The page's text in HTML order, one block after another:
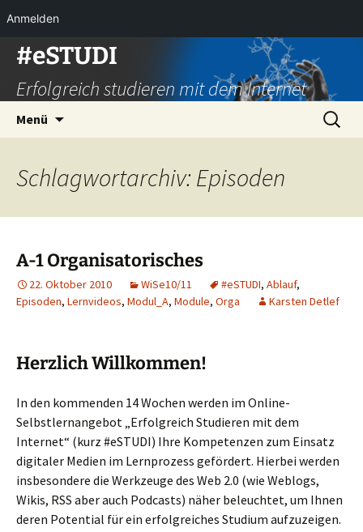
Anmelden
Zum
Inhalt
springen
#eSTUDI
Erfolgreich studieren mit dem Internet
Menü
Suchen
nach:
Schlagwortarchiv: Episoden
A-1 Organisatorisches
22. Oktober 2010 WiSe10/11 #eSTUDI, Ablauf,
Episoden, Lernvideos, Modul_A, Module, Orga Karsten Detlef
Herzlich Willkommen!
In den kommenden 14 Wochen werden im Online-
Selbstlernangebot „Erfolgreich Studieren mit dem
Internet“ (kurz #eSTUDI) Ihre Kompetenzen zum Einsatz
digitaler Medien im Lernprozess gefördert. Hierbei werden
insbesondere die Werkzeuge des Web 2.0 (wie Weblogs,
Wikis, RSS aber auch Podcasts) näher beleuchtet, um Ihnen
deren Potential für ein erfolgreiches Studium aufzuzeigen.